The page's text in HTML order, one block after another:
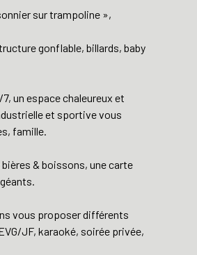
sur trampoline »,
gonflable, billards, baby
un espace chaleureux et
et sportive vous
famille.
& boissons, une carte
vous proposer différents
JF, karaoké, soirée privée,